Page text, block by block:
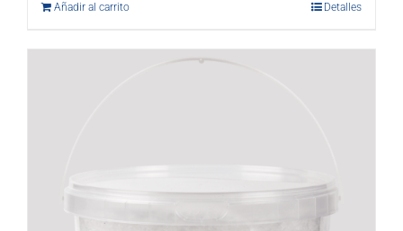
Añadir al carrito Detalles